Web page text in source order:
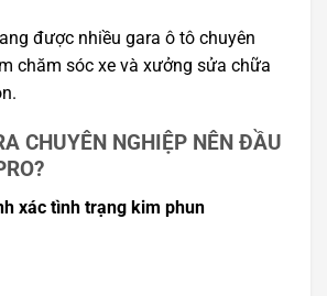
được nhiều gara ô tô chuyên
chăm sóc xe và xưởng sửa chữa
CHUYÊN NGHIỆP NÊN ĐẦU
xác tình trạng kim phun